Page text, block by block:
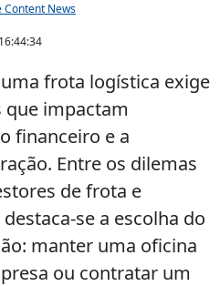
Content News
frota logística exige
que impactam
financeiro e a
Entre os dilemas
de frota e
se a escolha do
manter uma oficina
ou contratar um